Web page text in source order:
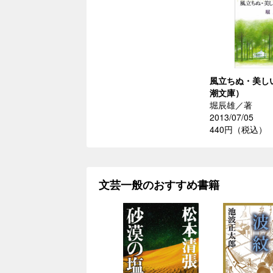
風立ちぬ・美し
潮文庫）
堀辰雄／著
2013/07/05
440円（税込）
文芸一般のおすすめ書籍